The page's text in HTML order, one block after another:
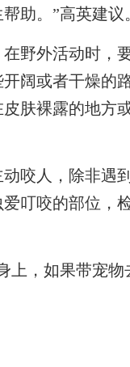
助。”高英建议
外活动时，
阔或者干燥的
肤裸露的地方
人，除非遇
叮咬的部位，
，如果带宠物